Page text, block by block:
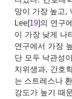
망이 가장 높고,
Lee[19]의 연구
이 가장 낮게 나
연구에서 가장
단 모두 낙관성
치위생과, 간호
는 스트레스나
강도가 높기 때